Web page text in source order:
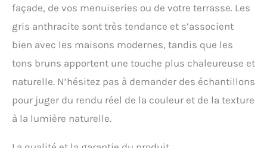
façade, de vos menuiseries ou de votre terrasse. Les
gris anthracite sont très tendance et s’associent
bien avec les maisons modernes, tandis que les
tons bruns apportent une touche plus chaleureuse et
naturelle. N’hésitez pas à demander des échantillons
pour juger du rendu réel de la couleur et de la texture
à la lumière naturelle.